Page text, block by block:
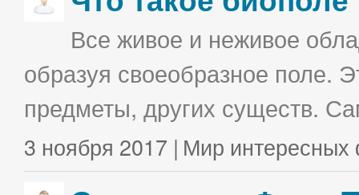
Все живое и неживое
образуя своеобразное поле.
предметы, других существ.
3 ноября 2017 | Мир интересных